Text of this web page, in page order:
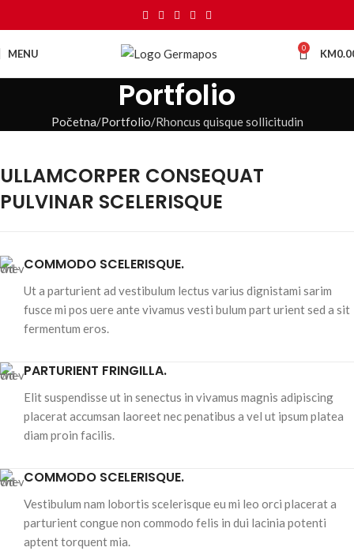
MENU 0 KM
Portfolio
Početna Portfolio Rhoncus quisque sollicitudin
ULLAMCORPER CONSEQUAT
PULVINAR SCELERISQUE
COMMODO SCELERISQUE.
Ut a parturient ad vestibulum lectus varius dignistami sarim
fusce mi pos uere ante vivamus vesti bulum part urient sed a sit
fermentum eros.
PARTURIENT FRINGILLA.
Elit suspendisse ut in senectus in vivamus magnis adipiscing
placerat accumsan laoreet nec penatibus a vel ut ipsum platea
diam proin facilis.
COMMODO SCELERISQUE.
Vestibulum nam lobortis scelerisque eu mi leo orci placerat a
parturient congue non commodo felis in dui lacinia potenti
aptent torquent mia.